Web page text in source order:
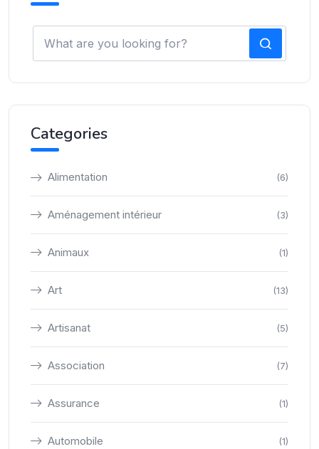
Categories
Alimentation (6)
Aménagement intérieur (3)
Animaux (1)
Art (13)
Artisanat (5)
Association (7)
Assurance (1)
Automobile (1)